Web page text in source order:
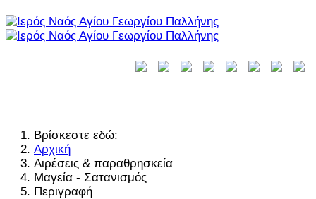
Βρίσκεστε εδώ:
Αρχική
Αιρέσεις & παραθρησκεία
Μαγεία - Σατανισμός
Περιγραφή